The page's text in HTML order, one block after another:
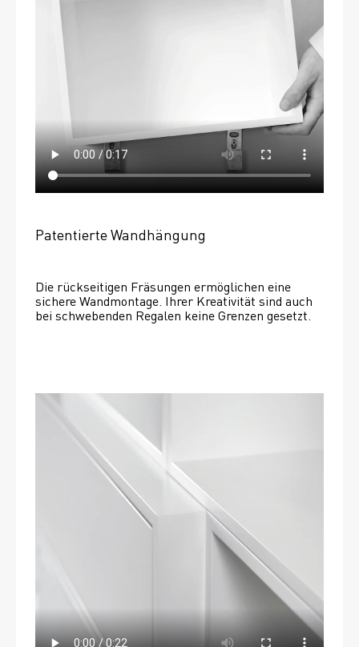
Patentierte Wandhängung
Die rückseitigen Fräsungen ermöglichen eine
sichere Wandmontage. Ihrer Kreativität sind auch
bei schwebenden Regalen keine Grenzen gesetzt.